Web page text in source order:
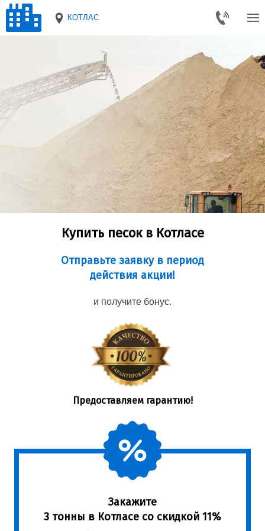
КОТЛАС
Купить песок в Котласе
Отправьте заявку в период
действия акции!
и получите бонус.
Предоставляем гарантию!
Закажите
3 тонны в Котласе со скидкой 11%